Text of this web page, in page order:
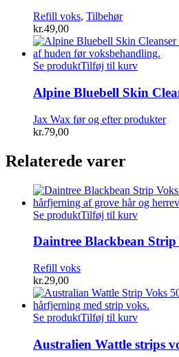
Refill voks, Tilbehør
kr.49,00
Se produktTilføj til kurv
Alpine Bluebell Skin
Jax Wax før og efter produkter
kr.79,00
Relaterede varer
Se produktTilføj til kurv
Daintree Blackbean
Refill voks
kr.29,00
Se produktTilføj til kurv
Australien Wattle strips